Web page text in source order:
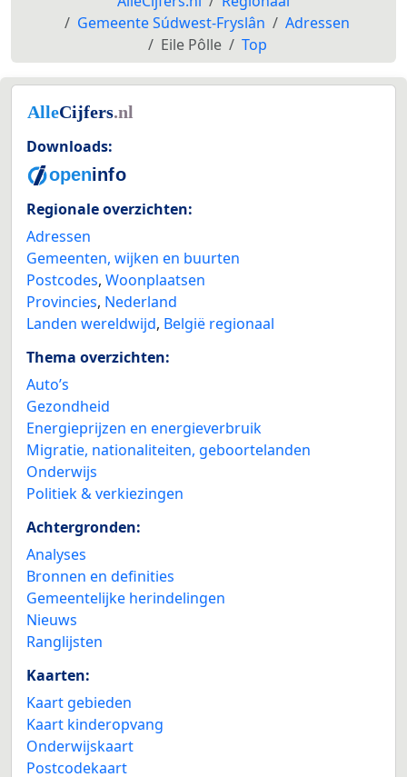
Gemeente Súdwest-Fryslân
Adressen
Eile Pôlle
Top
Downloads:
Regionale overzichten:
Adressen
Gemeenten, wijken en buurten
Postcodes, Woonplaatsen
Provincies, Nederland
Landen wereldwijd, België regionaal
Thema overzichten:
Auto’s
Gezondheid
Energieprijzen en energieverbruik
Migratie, nationaliteiten, geboortelanden
Onderwijs
Politiek & verkiezingen
Achtergronden:
Analyses
Bronnen en definities
Gemeentelijke herindelingen
Nieuws
Ranglijsten
Kaarten:
Kaart gebieden
Kaart kinderopvang
Onderwijskaart
Postcodekaart